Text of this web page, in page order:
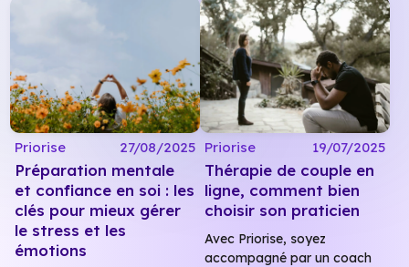
Priorise 27/08/2025
Préparation mentale
et confiance en soi : les
clés pour mieux gérer
le stress et les
émotions
Priorise 19/07/2025
Thérapie de couple en
ligne, comment bien
choisir son praticien
Avec Priorise, soyez
accompagné par un coach